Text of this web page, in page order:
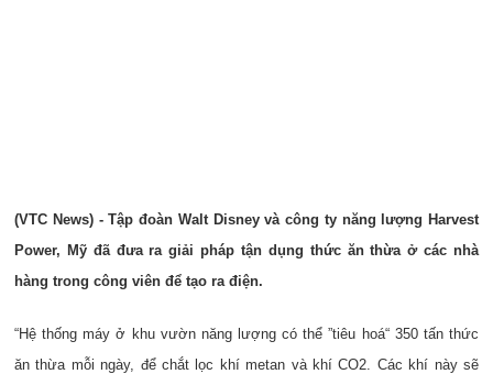
(VTC News) - Tập đoàn Walt Disney và công ty năng lượng Harvest
Power, Mỹ đã đưa ra giải pháp tận dụng thức ăn thừa ở các nhà
hàng trong công viên để tạo ra điện.
“Hệ thống máy ở khu vườn năng lượng có thể ”tiêu hoá“ 350 tấn thức
ăn thừa mỗi ngày, để chắt lọc khí metan và khí CO2. Các khí này sẽ